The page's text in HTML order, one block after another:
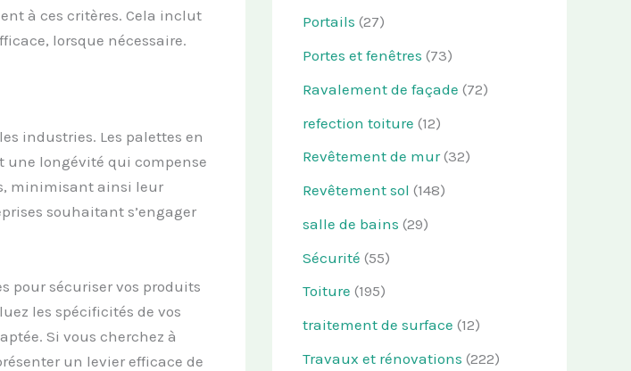
à ces critères. Cela inclut
lorsque nécessaire.
industries. Les palettes en
une longévité qui compense
minimisant ainsi leur
souhaitant s’engager
pour sécuriser vos produits
les spécificités de vos
Si vous cherchez à
un levier efficace de
Portails (27)
Portes et fenêtres (73)
Ravalement de façade (72)
refection toiture (12)
Revêtement de mur(32)
Revêtement sol (148)
salle de bains (29)
Sécurité (55)
Toiture (195)
traitement de surface (12)
Travaux et rénovations (222)